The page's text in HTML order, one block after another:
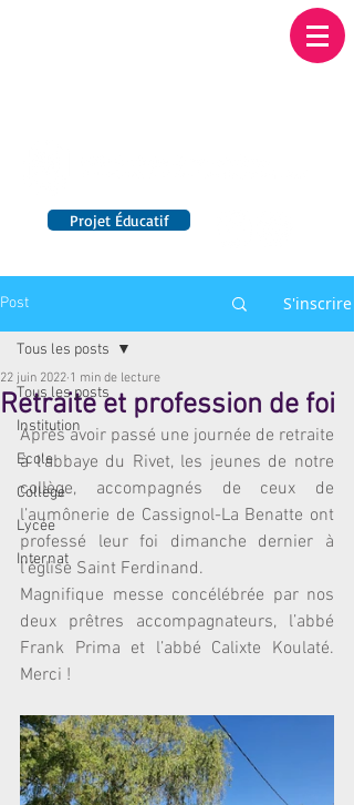
Projet Éducatif
Post S'inscrire
Tous les posts
Institution
Ecole
Collège
Lycée
Internat
Tous les posts
Retraite et profession de foi
22 juin 2022 1 min de lecture
Après avoir passé une journée de retraite
à l’abbaye du Rivet, les jeunes de notre
collège, accompagnés de ceux de
l’aumônerie de Cassignol-La Benatte ont
professé leur foi dimanche dernier à
l’église Saint Ferdinand.
Magnifique messe concélébrée par nos
deux prêtres accompagnateurs, l’abbé
Frank Prima et l’abbé Calixte Koulaté.
Merci !